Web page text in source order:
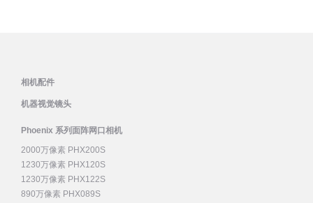
相机配件
机器视觉镜头
Phoenix 系列面阵网口相机
2000万像素 PHX200S
1230万像素 PHX120S
1230万像素 PHX122S
890万像素 PHX089S